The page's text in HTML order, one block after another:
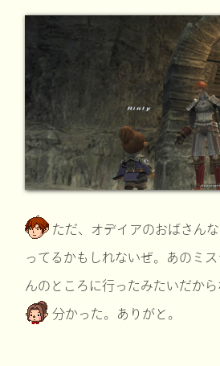
ただ、オデイアのおばさん
ってるかもしれないぜ。あのミ
んのところに行ったみたいだから
分かった。ありがと。